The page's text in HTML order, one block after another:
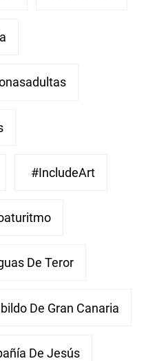
#IncludeArt
De Teror
De Gran Canaria
De Jesús